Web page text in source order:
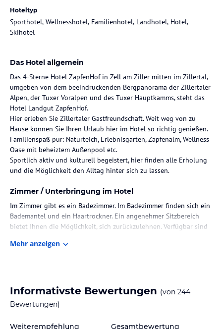
Hoteltyp
Sporthotel, Wellnesshotel, Familienhotel, Landhotel, Hotel,
Skihotel
Das Hotel allgemein
Das 4-Sterne Hotel ZapfenHof in Zell am Ziller mitten im Zillertal,
umgeben von dem beeindruckenden Bergpanorama der Zillertaler
Alpen, der Tuxer Voralpen und des Tuxer Hauptkamms, steht das
Hotel Landgut ZapfenHof.
Hier erleben Sie Zillertaler Gastfreundschaft. Weit weg von zu
Hause können Sie Ihren Urlaub hier im Hotel so richtig genießen.
Familienspaß pur: Naturteich, Erlebnisgarten, Zapfenalm, Wellness
Oase mit beheiztem Außenpool etc.
Sportlich aktiv und kulturell begeistert, hier finden alle Erholung
und die Möglichkeit den Alltag hinter sich zu lassen.
Zimmer / Unterbringung im Hotel
Im Zimmer gibt es ein Badezimmer. Im Badezimmer finden sich ein
Bademantel und ein Haartrockner. Ein angenehmer Sitzbereich
bietet Ihnen die Möglichkeit, sich zurückzulehnen. Verfügbar sind
Bügeleisen und eine Mikrowelle auf. Ein Radio vervollständigt das
Morgens begrüßt die Urlauber ein Frühstücksbuffet. In einigen
hundert Metern Entfernung erreichen Sie allerhand Gastlokale.
Restaurant Metzgerwirt Laimach.
Mehr anzeigen
Informativste Bewertungen (von 244
Bewertungen)
Weiterempfehlung Gesamtbewertung